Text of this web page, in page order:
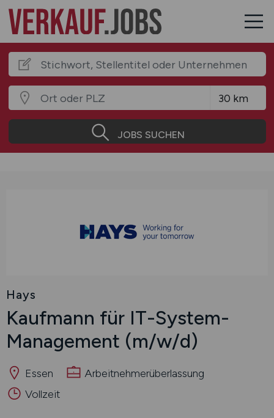
JOBS SUCHEN
Hays
Kaufmann für IT-System-
Management (m/w/d)
Essen
Arbeitnehmerüberlassung
Vollzeit